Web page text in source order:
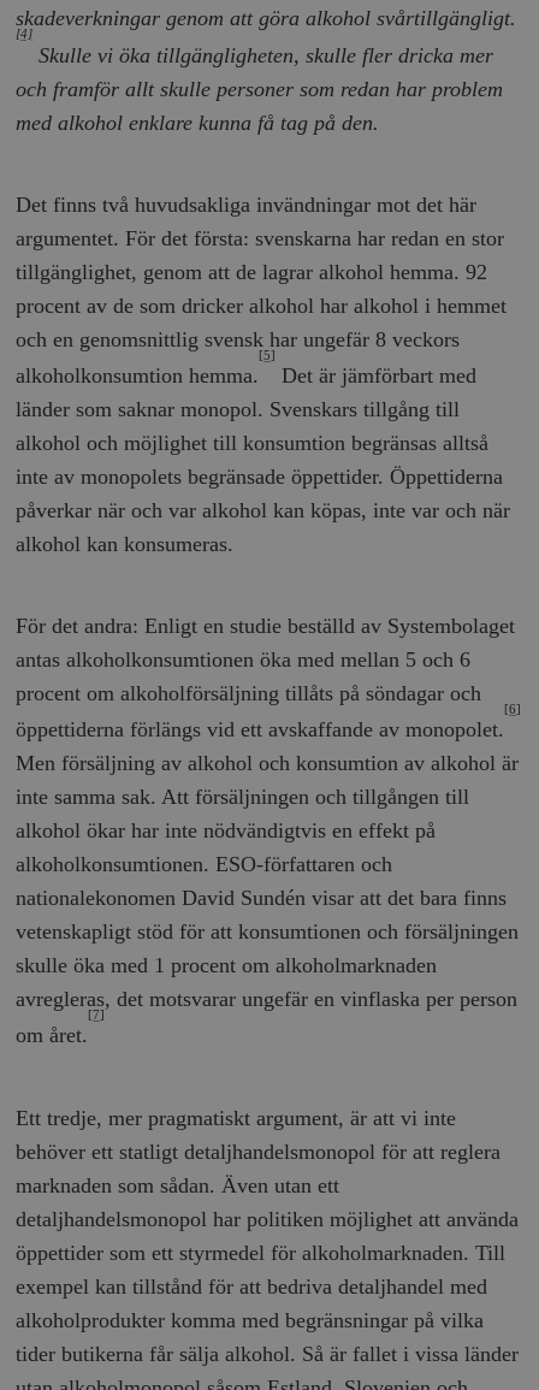
skadeverkningar genom att göra alkohol svårtillgängligt.
[4]
Skulle vi öka tillgängligheten, skulle fler dricka mer
och framför allt skulle personer som redan har problem
med alkohol enklare kunna få tag på den.
Det finns två huvudsakliga invändningar mot det här
argumentet. För det första: svenskarna har redan en stor
tillgänglighet, genom att de lagrar alkohol hemma. 92
procent av de som dricker alkohol har alkohol i hemmet
och en genomsnittlig svensk har ungefär 8 veckors
alkoholkonsumtion hemma.
[5]
Det är jämförbart med
länder som saknar monopol. Svenskars tillgång till
alkohol och möjlighet till konsumtion begränsas alltså
inte av monopolets begränsade öppettider. Öppettiderna
påverkar när och var alkohol kan köpas, inte var och när
alkohol kan konsumeras.
För det andra: Enligt en studie beställd av Systembolaget
antas alkoholkonsumtionen öka med mellan 5 och 6
procent om alkoholförsäljning tillåts på söndagar och
öppettiderna förlängs vid ett avskaffande av monopolet.
[6]
Men försäljning av alkohol och konsumtion av alkohol är
inte samma sak. Att försäljningen och tillgången till
alkohol ökar har inte nödvändigtvis en effekt på
alkoholkonsumtionen. ESO-författaren och
nationalekonomen David Sundén visar att det bara finns
vetenskapligt stöd för att konsumtionen och försäljningen
skulle öka med 1 procent om alkoholmarknaden
avregleras, det motsvarar ungefär en vinflaska per person
om året.
[7]
Ett tredje, mer pragmatiskt argument, är att vi inte
behöver ett statligt detaljhandelsmonopol för att reglera
marknaden som sådan. Även utan ett
detaljhandelsmonopol har politiken möjlighet att använda
öppettider som ett styrmedel för alkoholmarknaden. Till
exempel kan tillstånd för att bedriva detaljhandel med
alkoholprodukter komma med begränsningar på vilka
tider butikerna får sälja alkohol. Så är fallet i vissa länder